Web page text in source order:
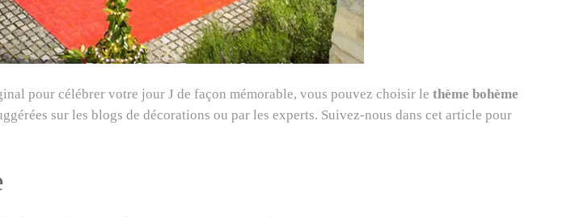
pour célébrer votre jour J de façon mémorable, vous pouvez choisir le thème bohème
sur les blogs de décorations ou par les experts. Suivez-nous dans cet article pour